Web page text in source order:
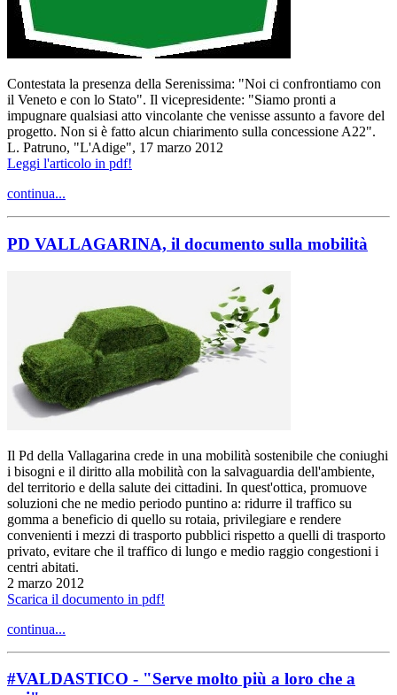
Contestata la presenza della Serenissima: "Noi ci confrontiamo con
il Veneto e con lo Stato". Il vicepresidente: "Siamo pronti a
impugnare qualsiasi atto vincolante che venisse assunto a favore del
progetto. Non si è fatto alcun chiarimento sulla concessione A22".
L. Patruno, "L'Adige", 17 marzo 2012
Leggi l'articolo in pdf!
continua...
PD VALLAGARINA, il documento sulla mobilità
Il Pd della Vallagarina crede in una mobilità sostenibile che coniughi
i bisogni e il diritto alla mobilità con la salvaguardia dell'ambiente,
del territorio e della salute dei cittadini. In quest'ottica, promuove
soluzioni che ne medio periodo puntino a: ridurre il traffico su
gomma a beneficio di quello su rotaia, privilegiare e rendere
convenienti i mezzi di trasporto pubblici rispetto a quelli di trasporto
privato, evitare che il traffico di lungo e medio raggio congestioni i
centri abitati.
2 marzo 2012
Scarica il documento in pdf!
continua...
#VALDASTICO - "Serve molto più a loro che a